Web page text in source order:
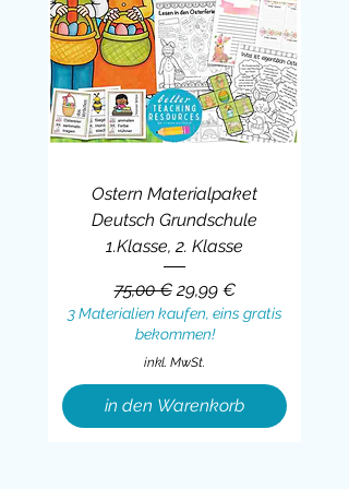
Ostern Materialpaket
Deutsch Grundschule
1.Klasse, 2. Klasse
Standardpreis
75,00 € Sale-Preis
29,99 €
3 Materialien kaufen, eins gratis
bekommen!
inkl. MwSt.
in den Warenkorb